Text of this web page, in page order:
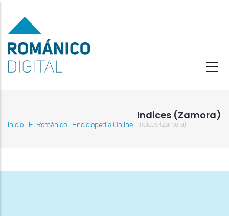
contenido
principal
Indices (Zamora)
Inicio - El Románico - Enciclopedia Online - Indices (Zamora)